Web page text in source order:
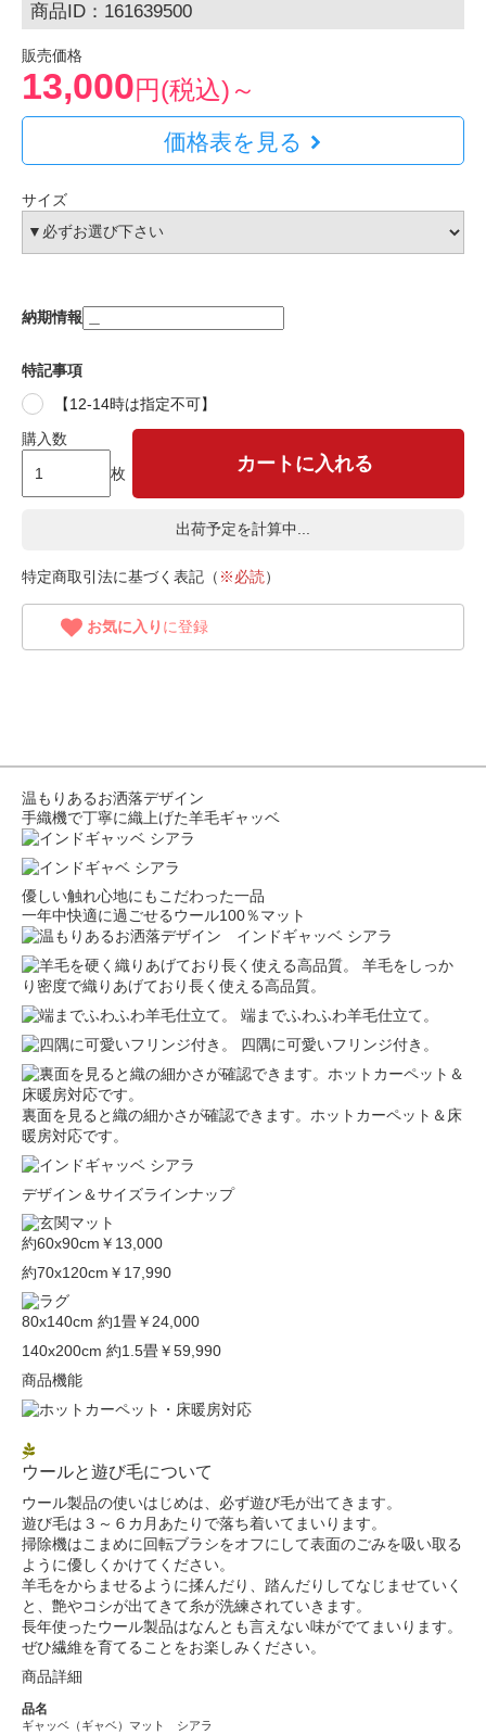
商品ID：161639500
販売価格
13,000円(税込)～
価格表を見る
サイズ
納期情報
特記事項
【12-14時は指定不可】
購入数
枚
カートに入れる
出荷予定を計算中...
特定商取引法に基づく表記（ ※必読）
お気に入り に登録
温もりあるお洒落デザイン
手織機で丁寧に織上げた羊毛ギャッベ
優しい触れ心地にもこだわった一品
一年中快適に過ごせるウール100％マット
羊毛をしっか
り密度で織りあげており長く使える高品質。
端までふわふわ羊毛仕立て。
四隅に可愛いフリンジ付き。
裏面を見ると織の細かさが確認できます。ホットカーペット＆床
暖房対応です。
デザイン＆サイズラインナップ
約60x90cm ￥13,000
約70x120cm ￥17,990
80x140cm 約1畳￥24,000
140x200cm 約1.5畳￥59,990
商品機能
ウールと遊び毛について
ウール製品の使いはじめは、必ず遊び毛が出てきます。
遊び毛は３～６カ月あたりで落ち着いてまいります。
掃除機はこまめに回転ブラシをオフにして表面のごみを吸い取る
ように優しくかけてください。
羊毛をからませるように揉んだり、踏んだりしてなじませていく
と、艶やコシが出てきて糸が洗練されていきます。
長年使ったウール製品はなんとも言えない味がでてまいります。
ぜひ繊維を育てることをお楽しみください。
商品詳細
品名
ギャッベ（ギャベ）マット シアラ